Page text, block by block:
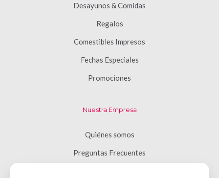
Desayunos & Comidas
Regalos
Comestibles Impresos
Fechas Especiales
Promociones
Nuestra Empresa
Quiénes somos
Preguntas Frecuentes